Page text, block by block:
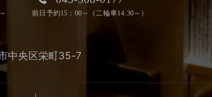
前日予約15：00～（二輪車14:30～）
中央区栄町35-7